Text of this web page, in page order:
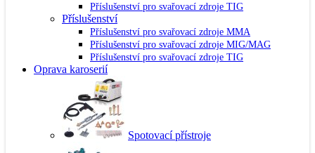
Příslušenství pro svařovací zdroje TIG
Příslušenství
Příslušenství pro svařovací zdroje MMA
Příslušenství pro svařovací zdroje MIG/MAG
Příslušenství pro svařovací zdroje TIG
Oprava karoserií
Spotovací přístroje